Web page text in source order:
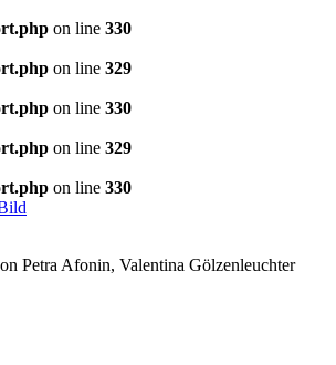
on line 330
on line 329
on line 330
on line 329
on line 330
Petra Afonin, Valentina Gölzenleuchter